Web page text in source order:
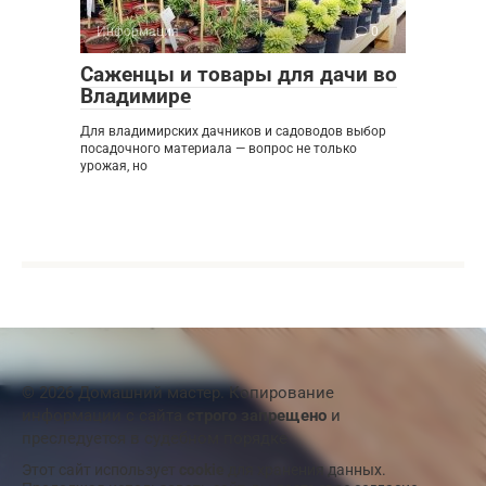
Информация 0
Саженцы и товары для дачи во
Владимире
Для владимирских дачников и садоводов выбор
посадочного материала — вопрос не только
урожая, но
© 2026 Домашний мастер. Копирование
строго запрещено и
преследуется в судебном порядке
Этот сайт использует
для хранения данных.